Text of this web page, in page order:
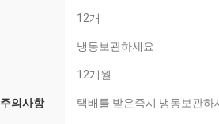
12개
냉동보관하세요
12개월
의사항 택배를 받은즉시 냉동보관하